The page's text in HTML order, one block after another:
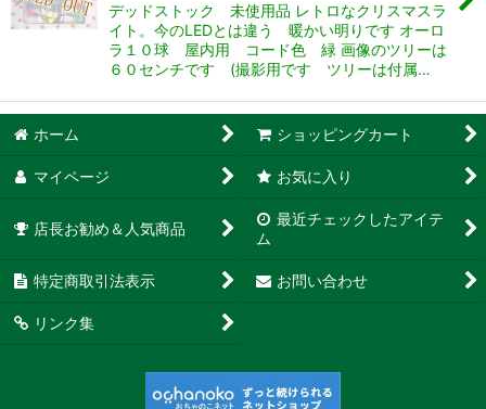
デッドストック 未使用品 レトロなクリスマスラ
イト。今のLEDとは違う 暖かい明りです オーロ
ラ１０球 屋内用 コード色 緑 画像のツリーは
６０センチです (撮影用です ツリーは付属…
ホーム ショッピングカート
マイページ お気に入り
店長お勧め＆人気商品
最近チェックしたアイテ
ム
特定商取引法表示 お問い合わせ
リンク集